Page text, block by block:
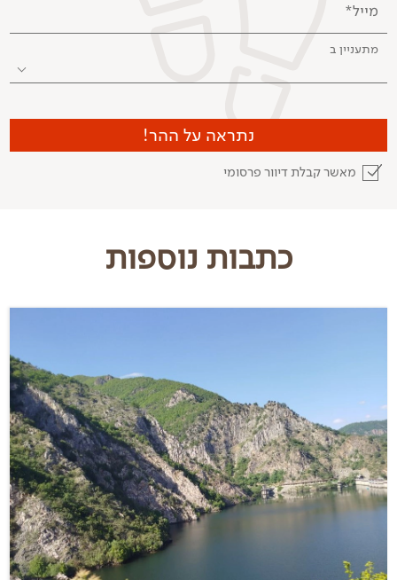
מייל*
מתעניין ב
מאשר קבלת דיוור פרסומי
נתראה על ההר!
כתבות נוספות